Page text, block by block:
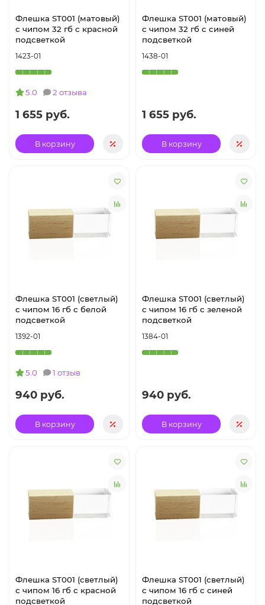
Флешка ST001 (матовый)
с чипом 32 гб с красной
подсветкой
1423-01
5.0 2 отзыва
1 655 руб.
В корзину
Флешка ST001 (матовый)
с чипом 32 гб с синей
подсветкой
1438-01
1 655 руб.
В корзину
Флешка ST001 (светлый)
с чипом 16 гб с белой
подсветкой
1392-01
5.0 1 отзыв
940 руб.
В корзину
Флешка ST001 (светлый)
с чипом 16 гб с зеленой
подсветкой
1384-01
940 руб.
В корзину
Флешка ST001 (светлый)
с чипом 16 гб с красной
подсветкой
Флешка ST001 (светлый)
с чипом 16 гб с синей
подсветкой